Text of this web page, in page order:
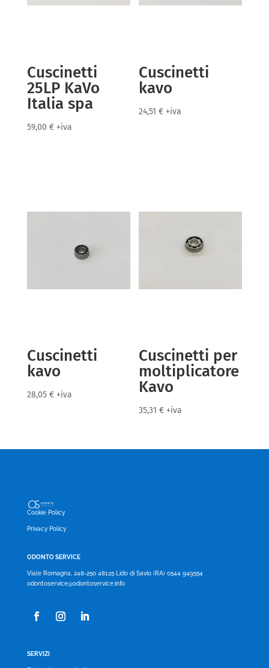
Cuscinetti
25LP KaVo
Italia spa
59,00 € +iva
Cuscinetti
kavo
24,51€ +iva
Cuscinetti
kavo
28,05 € +iva
Cuscinetti per
moltiplicatore
Kavo
35,31€ +iva
Cookie Policy
Privacy Policy
ODONTO SERVICE
Viale Romagna, 248-250 48125 Lido di Savio (RA) 0544 949554
odontoservice@odontoservice.info
SERVIZI